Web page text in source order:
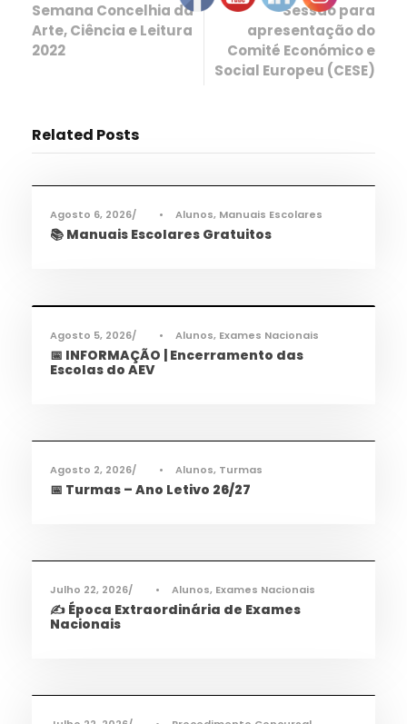
Semana Concelhia da
Arte, Ciência e Leitura
2022
Sessão para
apresentação do
Comité Económico e
Social Europeu (CESE)
Related Posts
Informações,Notícias
Agosto 6, 2026 • Alunos, Manuais Escolares
📚 Manuais Escolares Gratuitos
Agosto 5, 2026 • Alunos, Exames Nacionais
📅 INFORMAÇÃO | Encerramento das
Escolas do AEV
Agosto 2, 2026 • Alunos, Turmas
📅 Turmas – Ano Letivo 26/27
Julho 22, 2026 • Alunos, Exames Nacionais
✍️ Época Extraordinária de Exames
Nacionais